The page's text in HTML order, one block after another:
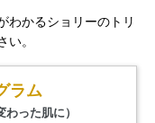
わかるショリーのトリ
。
ラム
った肌に）